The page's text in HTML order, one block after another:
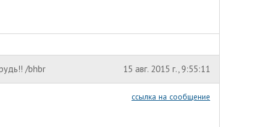
/bhbr 15 авг. 2015 г., 9:55:11
ссылка на сообщение